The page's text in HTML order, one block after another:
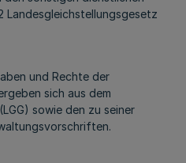
Landesgleichstellungsgesetz
und Rechte der
sich aus dem
sowie den zu seiner